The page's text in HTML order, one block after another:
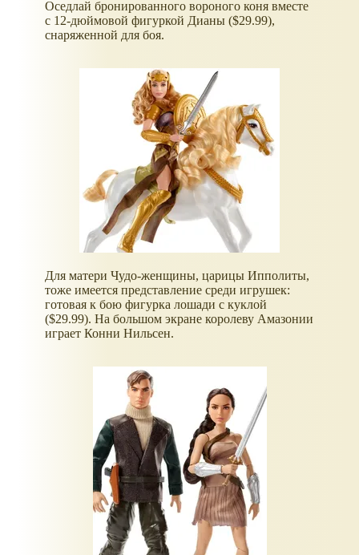
Оседлай бронированного вороного коня вместе
с 12-дюймовой фигуркой Дианы ($29.99),
снаряженной для боя.
Для матери Чудо-женщины, царицы Ипполиты,
тоже имеется представление среди игрушек:
готовая к бою фигурка лошади с куклой
($29.99). На большом экране королеву Амазонии
играет Конни Нильсен.